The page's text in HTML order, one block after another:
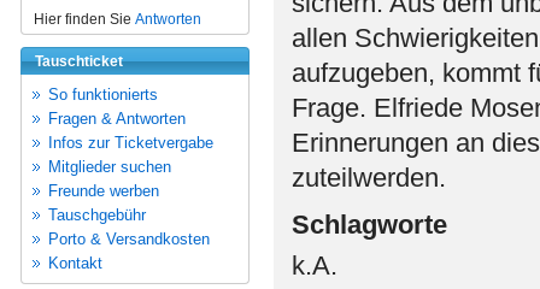
Hier finden Sie Antworten
Tauschticket
So funktionierts
Fragen & Antworten
Infos zur Ticketvergabe
Mitglieder suchen
Freunde werben
Tauschgebühr
Porto & Versandkosten
Kontakt
allen
aufzugeben, kommt
Frage. Elfriede
Erinnerungen an
zuteilwerden.
Schlagworte
k.A.